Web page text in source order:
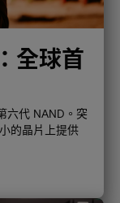
全球首
六代 NAND。突
的晶片上提供